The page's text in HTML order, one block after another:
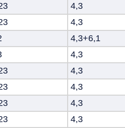
4,3
4,3
4,3+6,1
4,3
4,3
4,3
4,3
4,3